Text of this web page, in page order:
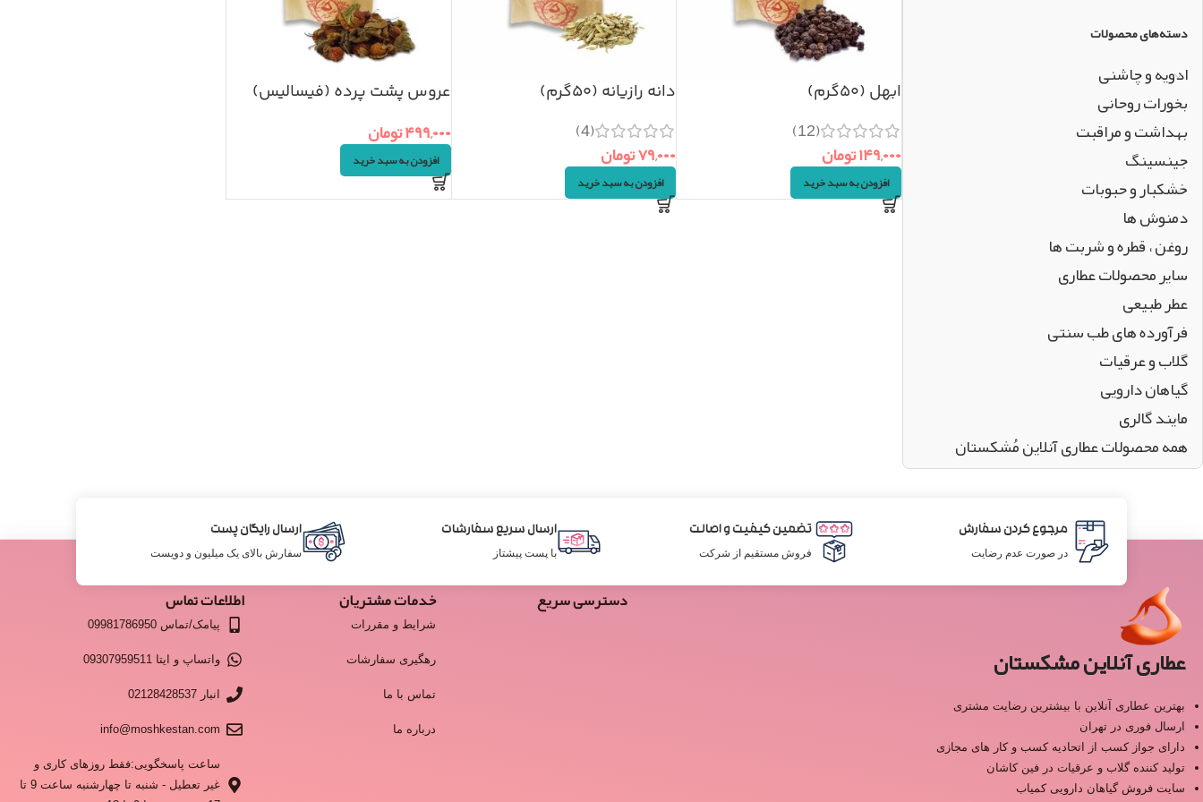
دسته‌های محصولات
ادویه و چاشنی
بخورات روحانی
بهداشت و مراقبت
جینسینگ
خشکبار و حبوبات
دمنوش ها
روغن ، قطره و شربت ها
سایر محصولات عطاری
عطر طبیعی
فرآورده های طب سنتی
گلاب و عرقیات
گیاهان دارویی
مایند گالری
همه محصولات عطاری آنلاین مُشکستان
ابهل (۵۰گرم)
(12)
۱۴۹,۰۰۰تومان
افزودن به سبد خرید
دانه رازیانه (۵۰گرم)
(4)
۷۹,۰۰۰تومان
افزودن به سبد خرید
عروس پشت پرده (فیسالیس)
۴۹۹,۰۰۰تومان
افزودن به سبد خرید
مرجوع کردن سفارش
در صورت عدم رضایت
تضمین کیفیت و اصالت
فروش مستقیم از شرکت
ارسال سریع سفارشات
با پست پیشتاز
ارسال رایگان پست
سفارش بالای یک میلیون و دویست
عطاری آنلاین مشکستان
بهترین عطاری آنلاین با بیشترین رضایت مشتری
ارسال فوری در تهران
دارای جواز کسب از اتحادیه کسب و کار های مجازی
تولید کننده گلاب و عرقیات در فین کاشان
سایت فروش گیاهان دارویی کمیاب
دسترسی سریع خدمات مشتریان
شرایط و مقررات
رهگیری سفارشات
تماس با ما
درباره ما
اطلاعات تماس
پیامک/تماس 09981786950
واتساپ و ایتا 09307959511
انبار 02128428537
info@moshkestan.com
ساعت پاسخگویی:فقط روزهای کاری و
غیر تعطیل - شنبه تا چهارشنبه ساعت 9 تا